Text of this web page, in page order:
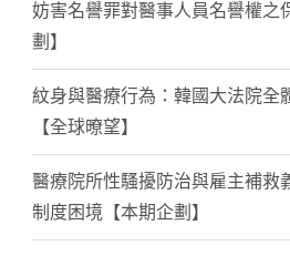
妨害名譽罪對醫事人員名譽權之
劃】
紋身與醫療行為：韓國大法院全
【全球暸望】
醫療院所性騷擾防治與雇主補
制度困境【本期企劃】